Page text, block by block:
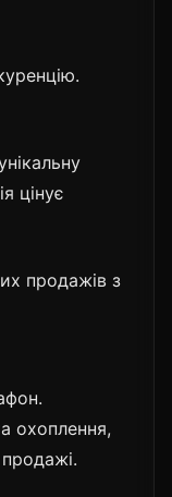
цінує
продажів з
охоплення,